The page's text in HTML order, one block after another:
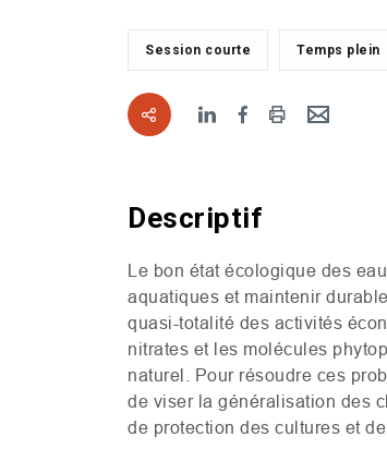
Session courte Temps plein
Descriptif
Le bon état écologique des
aquatiques et maintenir
quasi-totalité des activités
nitrates et les molécules
naturel. Pour résoudre ces
de viser la généralisation des
de protection des cultures et